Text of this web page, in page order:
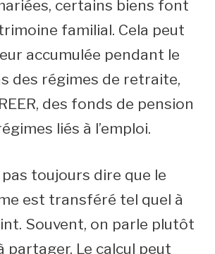
certains biens font
familial. Cela peut
accumulée pendant le
des régimes de retraite,
des fonds de pension
liés à l’emploi.
toujours dire que le
est transféré tel quel à
Souvent, on parle plutôt
partager. Le calcul peut